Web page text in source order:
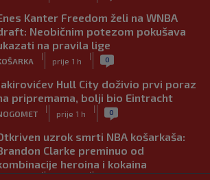
Kanter Freedom želi na WNBA
Neobičnim potezom pokušava
na pravila lige
|
prije 1 h
| 0
Hull City doživio prvi poraz
pripremama, bolji bio Eintracht
|
prije 1 h
| 0
uzrok smrti NBA košarkaša:
Clarke preminuo od
heroina i kokaina
| |